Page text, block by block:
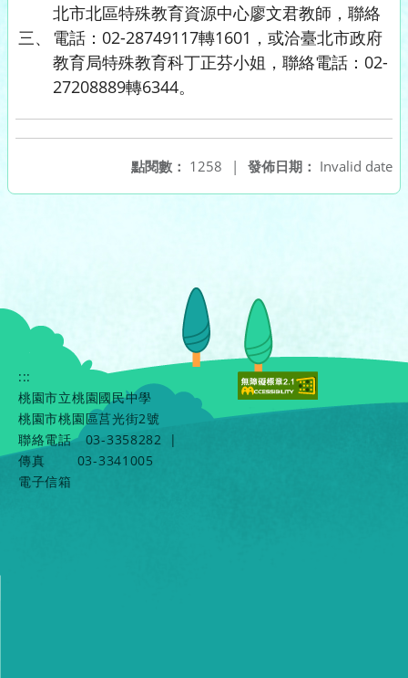
三、
北市北區特殊教育資源中心廖文君教師，聯絡
電話：02-28749117轉1601，或洽臺北市政府
教育局特殊教育科丁正芬小姐，聯絡電話：02-
27208889轉6344。
發佈日期： Invalid date
點閱數： 1258 |
:::
桃園市立桃園國民中學
桃園市桃園區莒光街2號
聯絡電話
03-3358282
|
傳真
03-3341005
電子信箱